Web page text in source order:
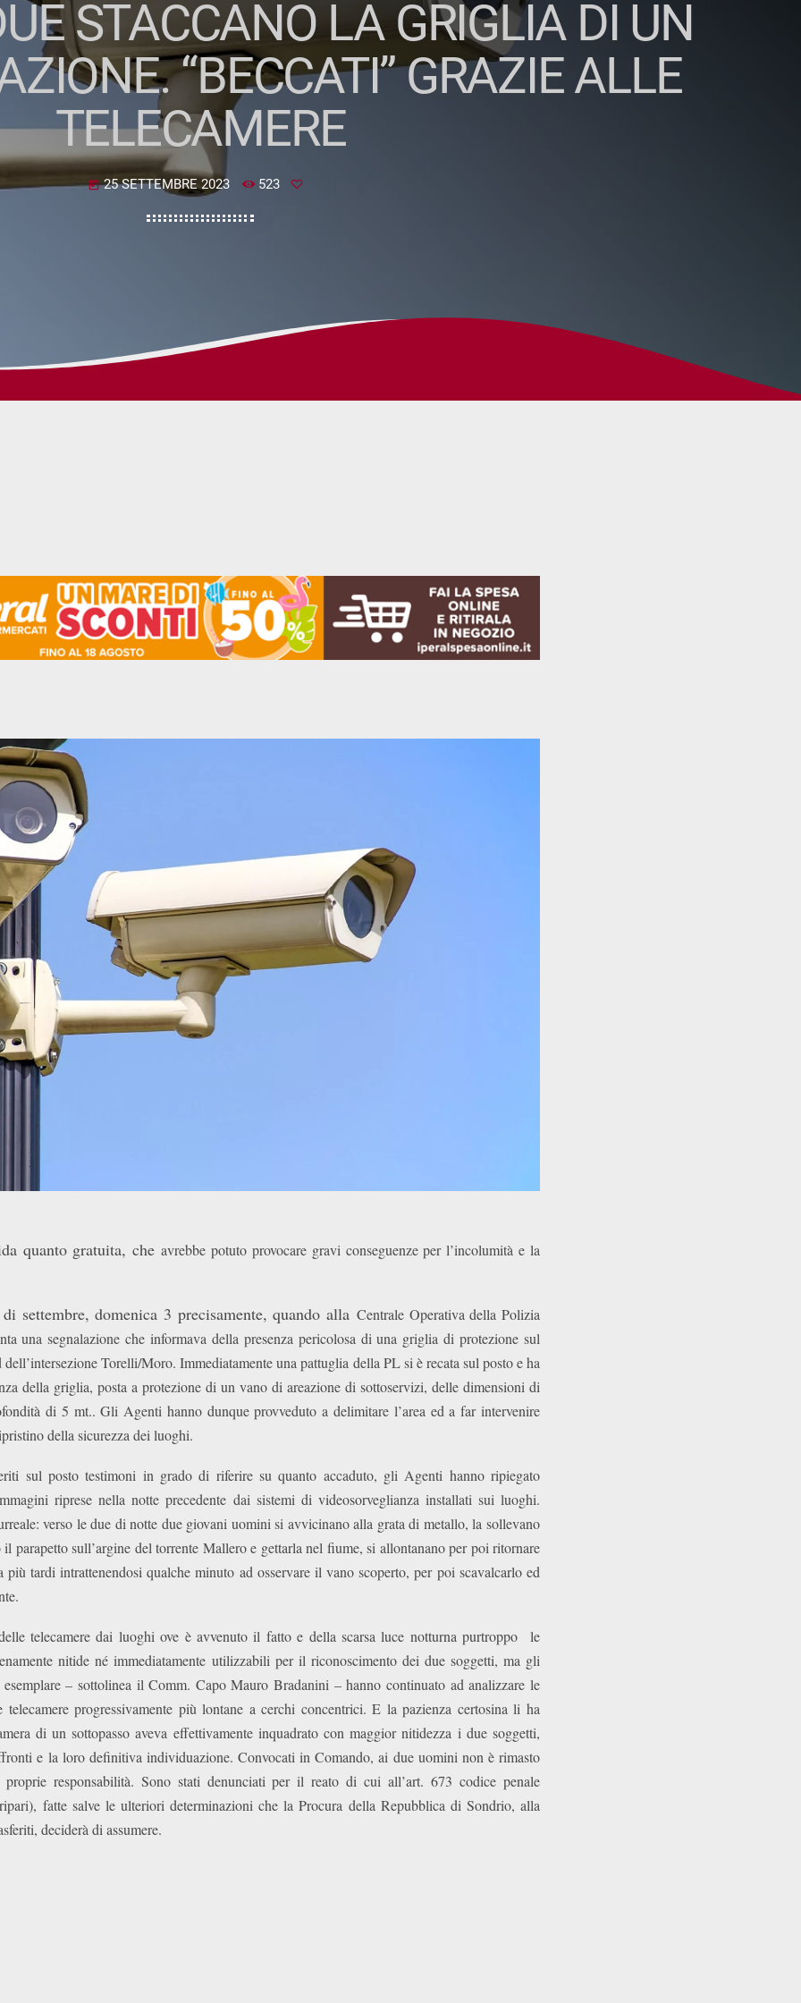
STACCANO LA GRIGLIA DI UN
“BECCATI” GRAZIE ALLE
TELECAMERE
today 25 SETTEMBRE 2023 523
quanto gratuita, cheavrebbe potuto provocare gravi conseguenze per l’incolumità e la
settembre, domenica 3 precisamente, quando alla Centrale Operativa della Polizia
una segnalazione che informava della presenza pericolosa di una griglia di protezione sul
Torelli/Moro. Immediatamente una pattuglia della PL si è recata sul posto e ha
della griglia, posta a protezione di un vano di areazione di sottoservizi, delle dimensioni di
di 5 mt.. Gli Agenti hanno dunque provveduto a delimitare l’area ed a far intervenire
della sicurezza dei luoghi.
sul posto testimoni in grado di riferire su quanto accaduto, gli Agenti hanno ripiegato
riprese nella notte precedente dai sistemi di videosorveglianza installati sui luoghi.
verso le due di notte due giovani uomini si avvicinano alla grata di metallo, la sollevano
parapetto sull’argine del torrente Mallero e gettarla nel fiume, si allontanano per poi ritornare
più tardi intrattenendosi qualche minuto ad osservare il vano scoperto, per poi scavalcarlo ed
telecamere dai luoghi ove è avvenuto il fatto e della scarsa luce notturna purtroppo le
nitide né immediatamente utilizzabili per il riconoscimento dei due soggetti, ma gli
– sottolinea il Comm. Capo Mauro Bradanini – hanno continuato ad analizzare le
telecamere progressivamente più lontane a cerchi concentrici. E la pazienza certosina li ha
di un sottopasso aveva effettivamente inquadrato con maggior nitidezza i due soggetti,
e la loro definitiva individuazione. Convocati in Comando, ai due uomini non è rimasto
responsabilità. Sono stati denunciati per il reato di cui all’art. 673 codice penale
fatte salve le ulteriori determinazioni che la Procura della Repubblica di Sondrio, alla
deciderà di assumere.